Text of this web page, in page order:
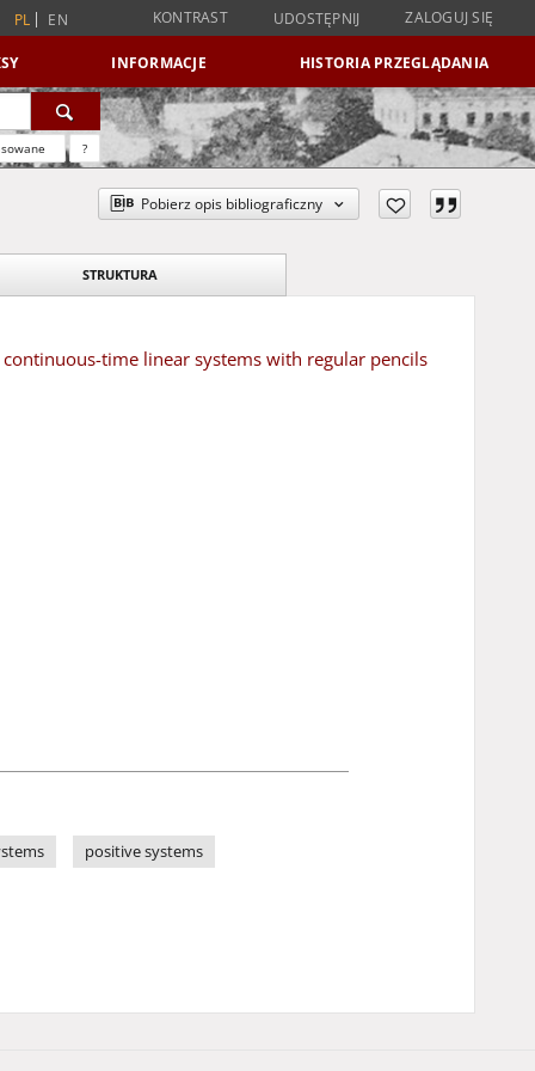
PL EN KONTRAST UDOSTĘPNIJ ZALOGUJ SIĘ
INFORMACJE HISTORIA PRZEGLĄDANIA
?
Pobierz opis bibliograficzny
STRUKTURA
time linear systems with regular pencils
positive systems